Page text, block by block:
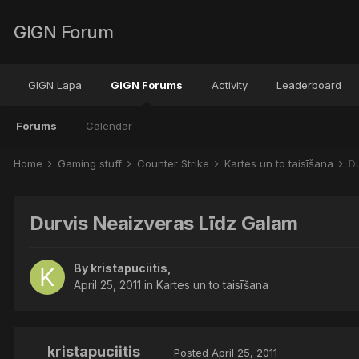
GIGN Forum
GIGN Lapa GIGN Forums
Forums Calendar
Activity Leaderboard
Home Gaming stuff Counter Strike Kartes un to taisīšana
Durvis Neaizveras Līdz Galam
By kristapuciitis
April 25, 2011 in Kartes un to taisīšana
kristapuciitis Posted April 25, 2011